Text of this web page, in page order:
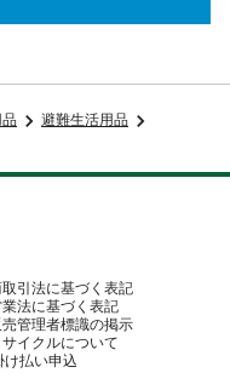
品
避難生活用品
引法に基づく表記
法に基づく表記
管理者標識の掲示
イクルについて
け払い申込